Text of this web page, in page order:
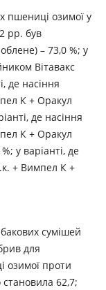
пшениці озимої у
рр. був
– 73,0 %; у
Вітавакс
де насіння
К + Оракул
де насіння
К + Оракул
у варіанті, де
+ Вимпел К +
сумішей
для
озимої проти
62,7;